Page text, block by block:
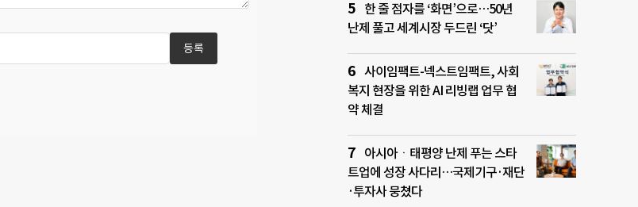
한 줄 점자를 ‘화면’으로…50년
난제 풀고 세계시장 두드린 ‘닷’
사이임팩트-넥스트임팩트, 사회
복지 현장을 위한 AI 리빙랩 업무 협
약 체결
아시아ㆍ태평양 난제 푸는 스타
트업에 성장 사다리…국제기구·재단
·투자사 뭉쳤다